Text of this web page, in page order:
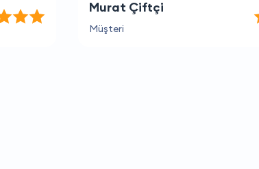
Murat Çiftçi
Müşteri